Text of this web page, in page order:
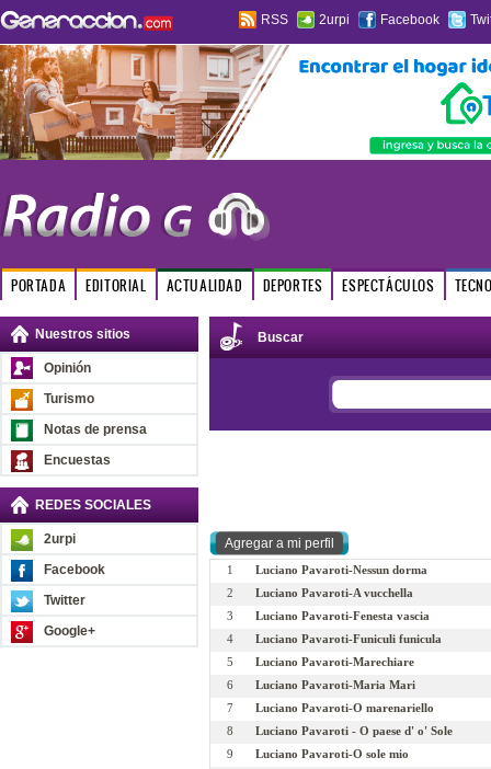
RSS 2urpi Facebook
PORTADA EDITORIAL ACTUALIDAD DEPORTES ESPECTÁCULOS
Nuestros sitios
Opinión
Turismo
Notas de prensa
Encuestas
REDES SOCIALES
2urpi
Facebook
Twitter
Google+
Buscar
1
Luciano Pavaroti-Nessun dorma
2
Luciano Pavaroti-A vucchella
3
Luciano Pavaroti-Fenesta vascia
4
Luciano Pavaroti-Funiculi funicula
5
Luciano Pavaroti-Marechiare
6
Luciano Pavaroti-Maria Mari
7
Luciano Pavaroti-O marenariello
8
Luciano Pavaroti - O paese d' o' Sole
9
Luciano Pavaroti-O sole mio